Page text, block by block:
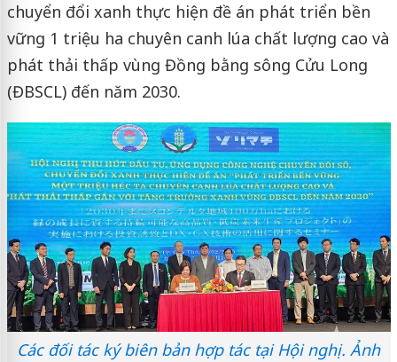
chuyển đổi xanh thực hiện đề án phát triển bền
vững 1 triệu ha chuyên canh lúa chất lượng cao và
phát thải thấp vùng Đồng bằng sông Cửu Long
(ĐBSCL) đến năm 2030.
Các đối tác ký biên bản hợp tác tại Hội nghị. Ảnh